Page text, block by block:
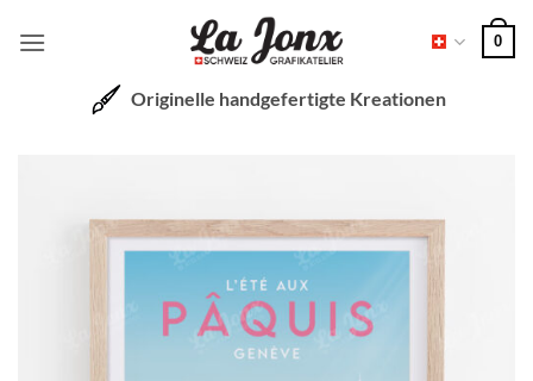
Inhalt
0
Originelle handgefertigte Kreationen